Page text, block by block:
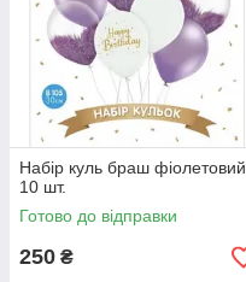
Набір куль браш фіолетовий
10 шт.
Готово до відправки
250 ₴